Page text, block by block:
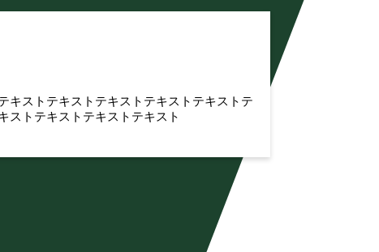
キストテキストテキストテキストテキストテ
ストテキストテキストテキスト